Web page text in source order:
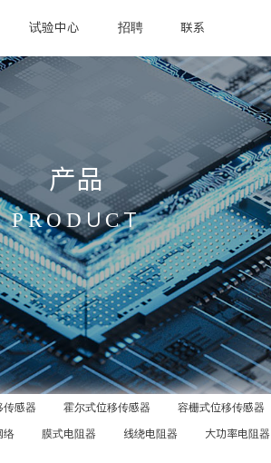
试验中心 招聘 联系
产品
PRODUCT
传感器 霍尔式位移传感器 容栅式位移传感器
络 膜式电阻器 线绕电阻器 大功率电阻器